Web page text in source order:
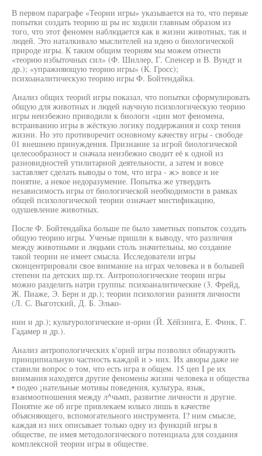
В первом параграфе «Теории игры» указывается на то, что первые
попытки создать теорию ш ры ис ходили главным образом из
того, что этот феномен наблюдается как в жизни животных, так и
людей. Это наталкивало мыслителей на идею о биологической
природе игры. К таким общим теориям мы можем отнести
«теорию избыточных сил» (Ф. Шиллер, Г. Спенсер и В. Вундт и
др.); «упражняющую теорию игры» (К. Гросс);
психоаналитическую теорию игры Ф. Бойтендайка.
Анализ общих теорий игры показал, что попытки сформулировать
общую для животных и людей научную психологическую теорию
игры неизбежно приводили к биологи «цин мот феномена,
встраиванию игры в жёсткую логику поддержания и сохр тения
жизни. Но это противоречит основному качеству игры - свободе
01 внешнею принуждения. Признание за игрой биологической
целесообразност и сначала неизбежно сводит её к одной из
разновидностей утилитарной деятельности, а затем и вовсе
заставляет сделать выводы о том, что игра - ж> вовсе и не
понятие, а некое недоразумение. Попытка же утвердить
независимость игры от биологической необходимости в рамках
общей психологической теории означает мистификацию,
одушевление животных.
После Ф. Бойтендайка больше пе было заметных попыток создать
общую теорию игры. Ученые пришли к выводу, что различия
между животными и людьми столь значительны, мо создание
такой теории не имеет смысла. Исследователи игры
сконцентрировали свое внимание на играх человека и в большей
степени па детских шр.тх. Антропологические теории игры
можно разделить натри группы: психоаналитические (3. Фрейд,
Ж. Пиаже, Э. Берн и др.); теории психологии разнитя личности
(Л. С. Выготский, Д. Б. Элько-
нин и др.); культурологические и-ории (Й. Хёйзинга, Е. Финк, Г.
Гадамер и др.).
Анализ антропологических к'орий игры позволил обнаружить
принципиальную частность каждой и > них. Их авюры даже не
ставили вопрос о том, что есть игра в общем. 15 цеп I ре их
внимания находятся другие феномены жизни человека и общества
• подео ¡нательные мотивы поведения, культура, язык,
взаимоотношения между л^чьмп, развитие личности и другие.
Понятие же об игре привлекаем юлысо лишь в качестве
объясняющего, вспомогательного инструмента. I? ним смысле,
каждая из них описывает только одну из функций игры в
обществе, пе имея методологического потенциала для создания
комплексной теории игры в обществе.